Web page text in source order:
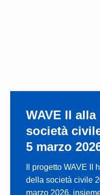
WAVE II
società
5 marzo
Il progetto WAVE
della società civile
marzo 2026,